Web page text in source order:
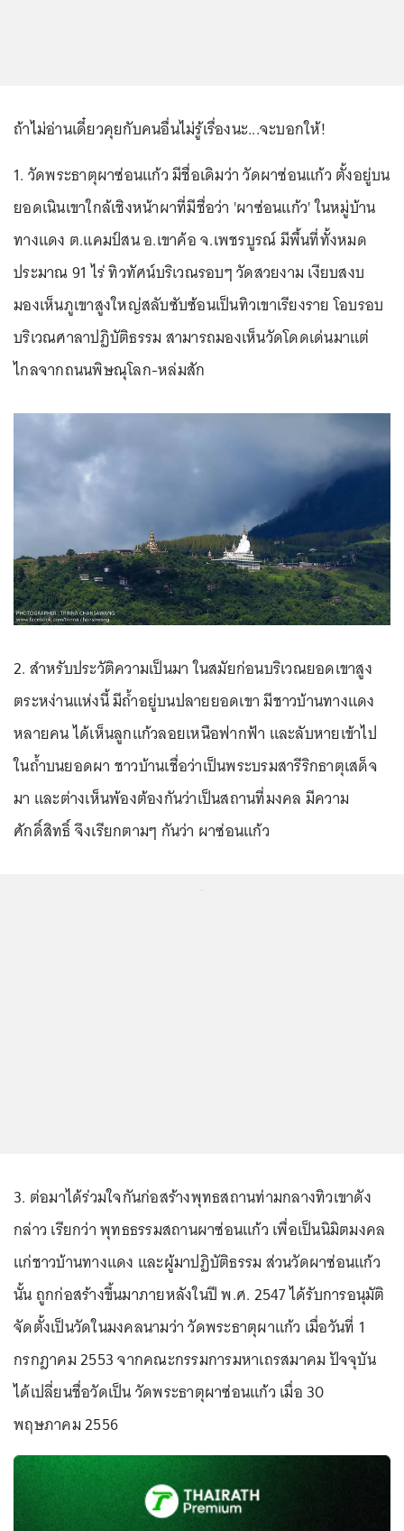
ถ้าไม่อ่านเดี๋ยวคุยกับคนอื่นไม่รู้เรื่องนะ...จะบอกให้!
1. วัดพระธาตุผาซ่อนแก้ว มีชื่อเดิมว่า วัดผาซ่อนแก้ว ตั้งอยู่บน
ยอดเนินเขาใกล้เชิงหน้าผาที่มีชื่อว่า 'ผาซ่อนแก้ว' ในหมู่บ้าน
ทางแดง ต.แคมป์สน อ.เขาค้อ จ.เพชรบูรณ์ มีพื้นที่ทั้งหมด
ประมาณ 91 ไร่ ทิวทัศน์บริเวณรอบๆ วัดสวยงาม เงียบสงบ
มองเห็นภูเขาสูงใหญ่สลับซับซ้อนเป็นทิวเขาเรียงราย โอบรอบ
บริเวณศาลาปฏิบัติธรรม สามารถมองเห็นวัดโดดเด่นมาแต่
ไกลจากถนนพิษณุโลก-หล่มสัก
2. สำหรับประวัติความเป็นมา ในสมัยก่อนบริเวณยอดเขาสูง
ตระหง่านแห่งนี้ มีถ้ำอยู่บนปลายยอดเขา มีชาวบ้านทางแดง
หลายคน ได้เห็นลูกแก้วลอยเหนือฟากฟ้า และลับหายเข้าไป
ในถ้ำบนยอดผา ชาวบ้านเชื่อว่าเป็นพระบรมสารีริกธาตุเสด็จ
มา และต่างเห็นพ้องต้องกันว่าเป็นสถานที่มงคล มีความ
ศักดิ์สิทธิ์ จึงเรียกตามๆ กันว่า ผาซ่อนแก้ว
3. ต่อมาได้ร่วมใจกันก่อสร้างพุทธสถานท่ามกลางทิวเขาดัง
กล่าว เรียกว่า พุทธธรรมสถานผาซ่อนแก้ว เพื่อเป็นนิมิตมงคล
แก่ชาวบ้านทางแดง และผู้มาปฏิบัติธรรม ส่วนวัดผาซ่อนแก้ว
นั้น ถูกก่อสร้างขึ้นมาภายหลังในปี พ.ศ. 2547 ได้รับการอนุมัติ
จัดตั้งเป็นวัดในมงคลนามว่า วัดพระธาตุผาแก้ว เมื่อวันที่ 1
กรกฎาคม 2553 จากคณะกรรมการมหาเถรสมาคม ปัจจุบัน
ได้เปลี่ยนชื่อวัดเป็น วัดพระธาตุผาซ่อนแก้ว เมื่อ 30
พฤษภาคม 2556